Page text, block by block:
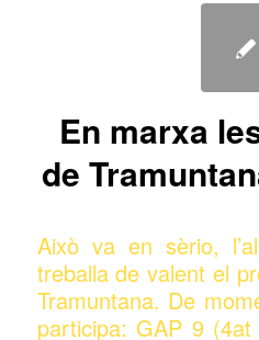
En marxa
de
Això va en sèrio,
treballa de valent el
Tramuntana. De
participa: GAP 9